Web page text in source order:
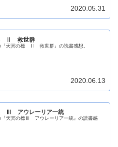
2020.05.31
Ⅱ 救世群
『天冥の標 Ⅱ 救世群』の読書感想。
2020.06.13
Ⅲ アウレーリア一統
『天冥の標Ⅲ アウレーリア一統』の読書感